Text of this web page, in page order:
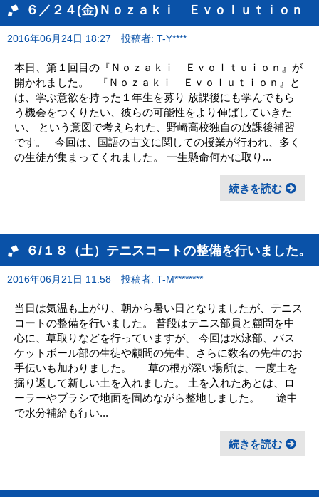
６／２４(金)Ｎｏｚａｋｉ Ｅｖｏｌｕｔｉｏｎ
2016年06月24日 18:27 投稿者: T-Y****
本日、第１回目の『Ｎｏｚａｋｉ Ｅｖｏｌｔｕｉｏｎ』が
開かれました。 『Ｎｏｚａｋｉ Ｅｖｏｌｕｔｉｏｎ』と
は、学ぶ意欲を持った１年生を募り 放課後にも学んでもら
う機会をつくりたい、彼らの可能性をより伸ばしていきた
い、 という意図で考えられた、野崎高校独自の放課後補習
です。 今回は、国語の古文に関しての授業が行われ、多く
の生徒が集まってくれました。 一生懸命何かに取り...
続きを読む
６/１８（土）テニスコートの整備を行いました。
2016年06月21日 11:58 投稿者: T-M********
当日は気温も上がり、朝から暑い日となりましたが、テニス
コートの整備を行いました。 普段はテニス部員と顧問を中
心に、草取りなどを行っていますが、 今回は水泳部、バス
ケットボール部の生徒や顧問の先生、さらに数名の先生のお
手伝いも加わりました。 草の根が深い場所は、一度土を
掘り返して新しい土を入れました。 土を入れたあとは、ロ
ーラーやブラシで地面を固めながら整地しました。 途中
で水分補給も行い...
続きを読む